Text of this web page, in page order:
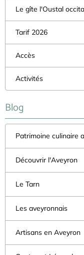
Le gîte l'Oustal
Tarif 2026
Accès
Activités
Blog
Patrimoine culinaire
Découvrir l'Aveyron
Le Tarn
Les aveyronnais
Artisans en Aveyron